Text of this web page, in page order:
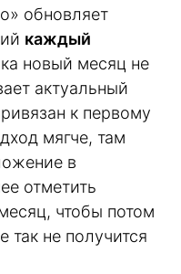
обновляет
каждый
новый месяц не
актуальный
к первому
мягче, там
в
отметить
чтобы потом
так не получится